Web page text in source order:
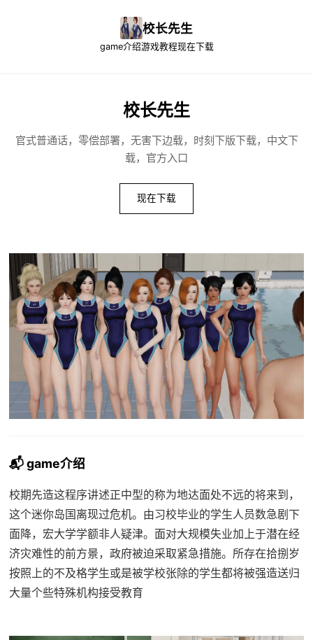
校长先生
game介绍游戏教程现在下载
校长先生
官式普通话，零偿部署，无害下边载，时刻下版下载，中文下
载，官方入口
现在下载
📬 game介绍
校期先造这程序讲述正中型的称为地达面处不远的将来到，
这个迷你岛国离现过危机。由习校毕业的学生人员数急剧下
面降，宏大学学额非人疑津。面对大规模失业加上于潜在经
济灾难性的前方景，政府被迫采取紧急措施。所存在拾捌岁
按照上的不及格学生或是被学校张除的学生都将被强造送归
大量个些特殊机构接受教育